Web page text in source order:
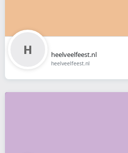
heelveelfeest.nl
heelveelfeest.nl